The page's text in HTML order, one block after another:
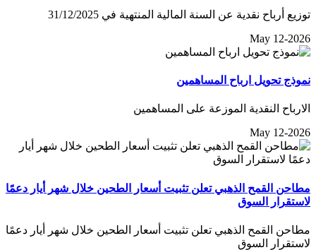
توزيع أرباح نقدية عن السنة المالية المنتهية في 31/12/2025
May 12-2026
نموذج تحويل ارباح المساهمين
الارباح النقدية الموزعة على المساهمين
May 12-2026
مطاحن القمح الذهبي تعلن تثبيت أسعار الطحين خلال شهر أيار دعمًا
لاستقرار السوق
مطاحن القمح الذهبي تعلن تثبيت أسعار الطحين خلال شهر أيار دعمًا
لاستقرار السوق